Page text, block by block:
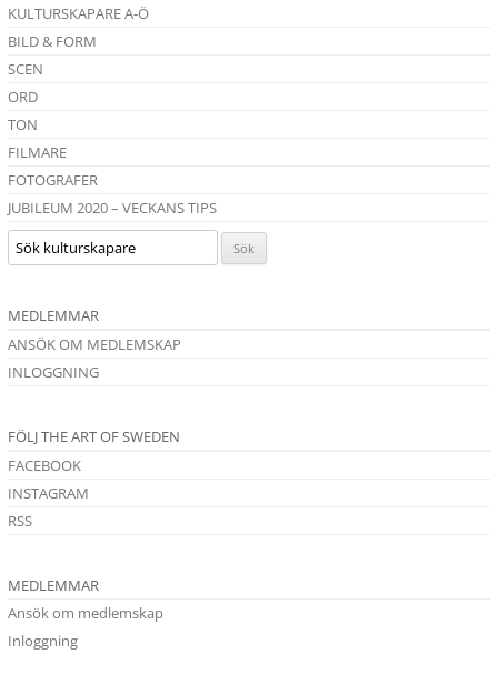
KULTURSKAPARE A-Ö
BILD & FORM
SCEN
ORD
TON
FILMARE
FOTOGRAFER
JUBILEUM 2020 – VECKANS TIPS
MEDLEMMAR
ANSÖK OM MEDLEMSKAP
INLOGGNING
FÖLJ THE ART OF SWEDEN
FACEBOOK
INSTAGRAM
RSS
MEDLEMMAR
Ansök om medlemskap
Inloggning